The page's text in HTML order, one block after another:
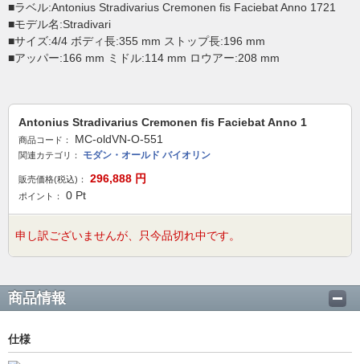
■ラベル:Antonius Stradivarius Cremonen fis Faciebat Anno 1721
■モデル名:Stradivari
■サイズ:4/4 ボディ長:355 mm ストップ長:196 mm
■アッパー:166 mm ミドル:114 mm ロウアー:208 mm
Antonius Stradivarius Cremonen fis Faciebat Anno 1
商品コード： MC-oldVN-O-551
関連カテゴリ： モダン・オールド バイオリン
販売価格(税込)： 296,888 円
ポイント： 0 Pt
申し訳ございませんが、只今品切れ中です。
商品情報
仕様